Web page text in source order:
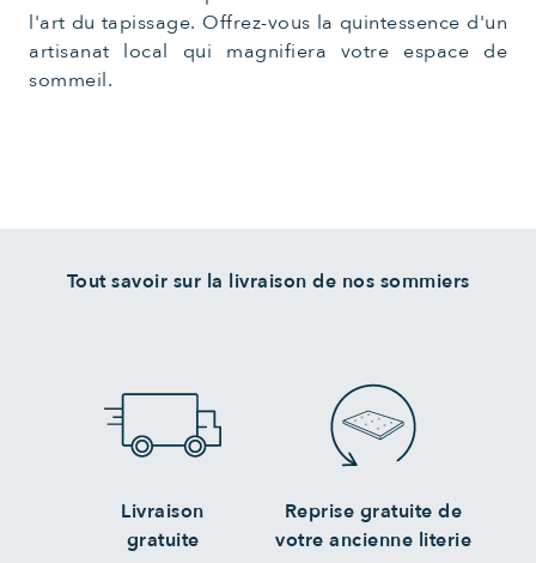
l'art du tapissage. Offrez-vous la quintessence d'un
artisanat local qui magnifiera votre espace de
sommeil.
Tout savoir sur la livraison de nos sommiers
Livraison
gratuite
Reprise gratuite de
votre ancienne literie